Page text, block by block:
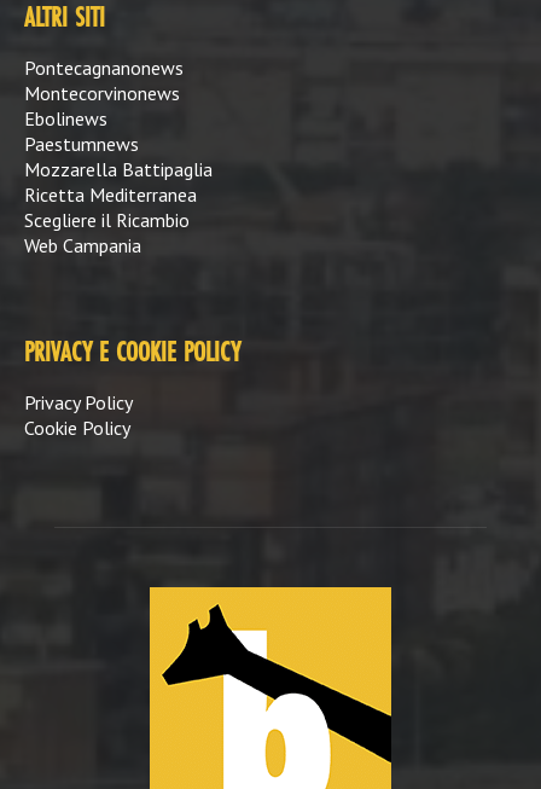
ALTRI SITI
Pontecagnanonews
Montecorvinonews
Ebolinews
Paestumnews
Mozzarella Battipaglia
Ricetta Mediterranea
Scegliere il Ricambio
Web Campania
PRIVACY E COOKIE POLICY
Privacy Policy
Cookie Policy